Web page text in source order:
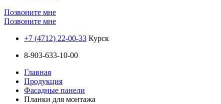
Позвоните мне
Позвоните мне
+7 (4712) 22-00-33 Курск
8-903-633-10-00
Главная
Продукция
Фасадные панели
Планки для монтажа